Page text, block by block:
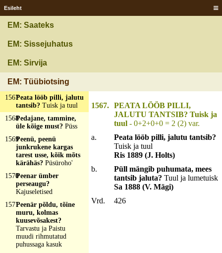
Esileht
EM: Saateks
EM: Sissejuhatus
EM: Sirvija
EM: Tüübiotsing
naba, vallus pist
musta?Vana-aane
väidsetupp
karvane?Kask
valge?Suhkrupää
1566Päält valge, seest
must?Lumi ja maa
1567Peata lööb pilli, jalutu
tantsib? Tuisk ja tuul
1568Pedajane, tammine,
üle kõige must? Püss
1569Peenü, peenü
junkrukene kargas
tarest usse, kõik mõts
kärähäs? Püsüroho'
1570Peenar ümber
perseaugu?
Kajuseletised
1571Peenär põldu, tõine
muru, kolmas
kuusevõsakest?
Tarvastu ja Paistu
muudi rihmutatud
puhussaga kasuk
1567. PEATA LÖÖB PILLI,
JALUTU TANTSIB? Tuisk ja
tuul - 0+2+0+0 = 2 (2) var.
a.
Peata lööb pilli, jalutu tantsib?
Tuisk ja tuul
Ris 1889 (J. Holts)
b.
Püll mängib puhumata, mees
tantsib jaluta?Tuul ja lumetuisk
Sa 1888 (V. Mägi)
Vrd.
426